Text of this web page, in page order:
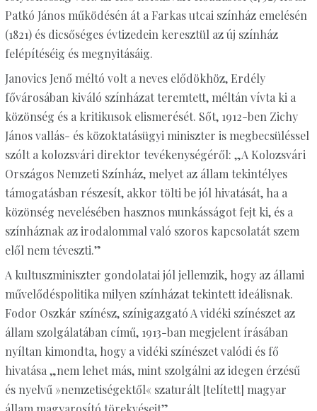
Patkó János működésén át a Farkas utcai színház emelésén
(1821) és dicsőséges évtizedein keresztül az új színház
felépítéséig és megnyitásáig.
Janovics Jenő méltó volt a neves elődökhöz, Erdély
fővárosában kiváló színházat teremtett, méltán vívta ki a
közönség és a kritikusok elismerését. Sőt, 1912-ben Zichy
János vallás- és közoktatásügyi miniszter is megbecsüléssel
szólt a kolozsvári direktor tevékenységéről: „A Kolozsvári
Országos Nemzeti Színház, melyet az állam tekintélyes
támogatásban részesít, akkor tölti be jól hivatását, ha a
közönség nevelésében hasznos munkásságot fejt ki, és a
színháznak az irodalommal való szoros kapcsolatát szem
elől nem téveszti.”
A kultuszminiszter gondolatai jól jellemzik, hogy az állami
művelődéspolitika milyen színházat tekintett ideálisnak.
Fodor Oszkár színész, színigazgató A vidéki színészet az
állam szolgálatában című, 1913-ban megjelent írásában
nyíltan kimondta, hogy a vidéki színészet valódi és fő
hivatása „nem lehet más, mint szolgálni az idegen érzésű
és nyelvű »nemzetiségektől« szaturált [telített] magyar